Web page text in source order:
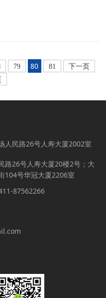
79 80 81
下一页
人民路26号人寿大厦2002室
路26号人寿大厦20楼2号；大
104号华冠大厦2206室
87562266